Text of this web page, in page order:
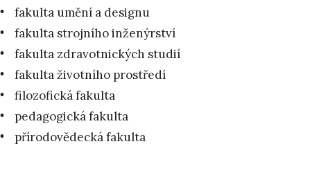
fakulta umění a designu
fakulta strojního inženýrství
fakulta zdravotnických studií
fakulta životního prostředí
filozofická fakulta
pedagogická fakulta
přírodovědecká fakulta